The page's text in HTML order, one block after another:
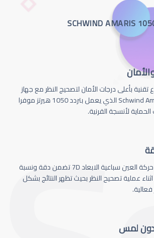
بأعلى درجات الأمان لتصحيج النظر مع جهاز
Schwind Amaris 1050 الذي يعمل بتردد 1050 هيرتز موفرا
لأنسجة القرنية.
كاميرا تتبع حركة العين سباعية الابعاد 7D تضمن دقة ونسبة
عملية تصحيح النظر بحيث تظهر النتائج بشكل
لمس